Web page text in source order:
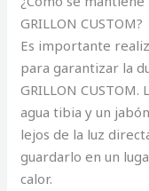
GRILLON CUSTOM?
Es importante
para garantizar la
GRILLON
agua tibia y un
lejos de la luz
guardarlo en un
calor.